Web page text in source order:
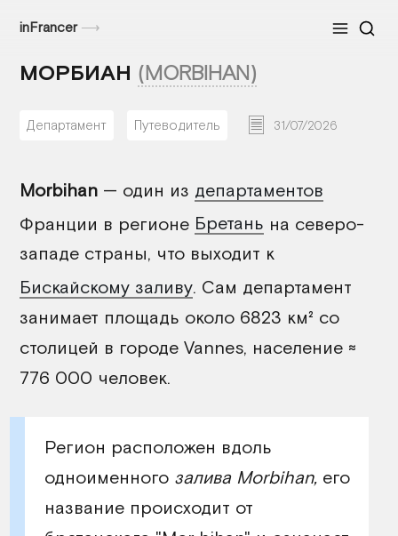
inFrancer⟶ Меню
МОРБИАН (MORBIHAN)
Департамент Путеводитель 31/07/2026
Morbihan — один из департаментов
Франции в регионе Бретань на северо-
западе страны, что выходит к
Бискайскому заливу. Сам департамент
занимает площадь около 6823 км² со
столицей в городе Vannes, население ≈
776 000 человек.
Регион расположен вдоль
одноименного залива Morbihan,его
название происходит от